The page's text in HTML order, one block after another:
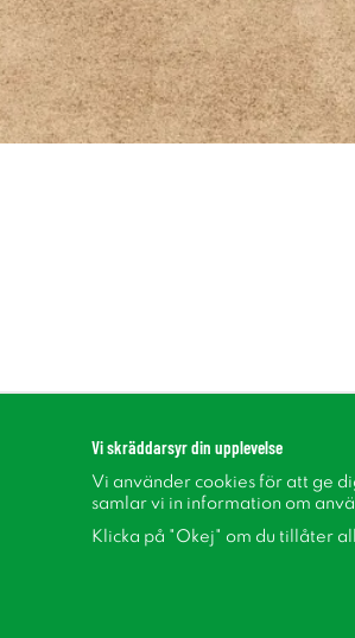
Vi skräddarsyr din upplevelse
Vi använder cookies för att ge
samlar vi in information om
Klicka på "Okej" om du tillåter